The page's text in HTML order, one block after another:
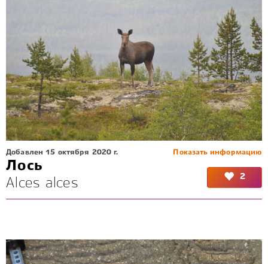
Показать информацию
Добавлен 15 октября 2020 г.
Лось
Alces alces
2